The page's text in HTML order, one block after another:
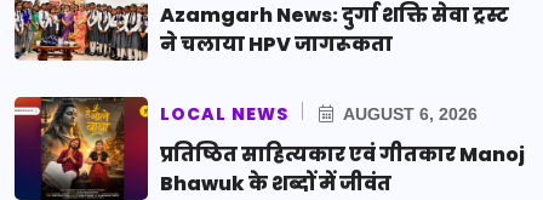
Azamgarh News: दुर्गा शक्ति सेवा ट्रस्ट
ने चलाया HPV जागरूकता
LOCAL NEWS AUGUST 6, 2026
प्रतिष्ठित साहित्यकार एवं गीतकार Manoj
Bhawuk के शब्दों में जीवंत